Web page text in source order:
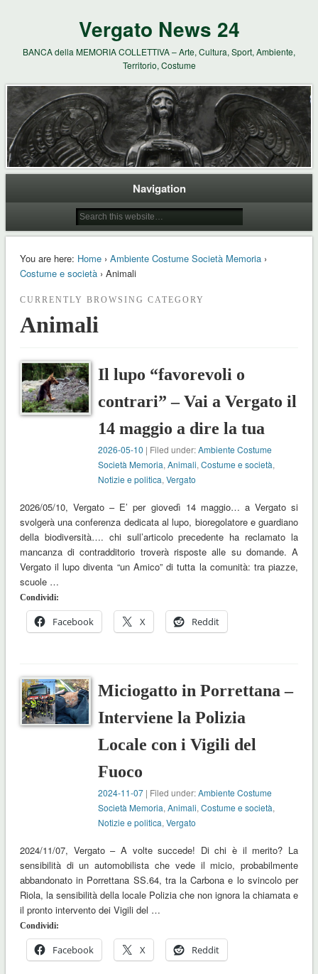
Vergato News 24
BANCA della MEMORIA COLLETTIVA – Arte, Cultura, Sport, Ambiente,
Territorio, Costume
Navigation
You are here: Home› Ambiente Costume Società Memoria›
Costume e società› Animali
CURRENTLY BROWSING CATEGORY
Animali
Il lupo “favorevoli o
contrari” – Vai a Vergato il
14 maggio a dire la tua
2026-05-10 | Filed under:Ambiente Costume
Società Memoria,Animali,Costume e società,
Notizie e politica,Vergato
2026/05/10, Vergato – E’ per giovedì 14 maggio… a Vergato si
svolgerà una conferenza dedicata al lupo, bioregolatore e guardiano
della biodiversità…. chi sull’articolo precedente ha reclamato la
mancanza di contradditorio troverà risposte alle su domande. A
Vergato il lupo diventa “un Amico” di tutta la comunità: tra piazze,
scuole …
Condividi:
Facebook X Reddit
Miciogatto in Porrettana –
Interviene la Polizia
Locale con i Vigili del
Fuoco
2024-11-07 | Filed under:Ambiente Costume
Società Memoria,Animali,Costume e società,
Notizie e politica,Vergato
2024/11/07, Vergato – A volte succede! Di chi è il merito? La
sensibilità di un automobilista che vede il micio, probabilmente
abbandonato in Porrettana SS.64, tra la Carbona e lo svincolo per
Riola, la sensibilità della locale Polizia che non ignora la chiamata e
il pronto intervento dei Vigili del …
Condividi:
Facebook X Reddit